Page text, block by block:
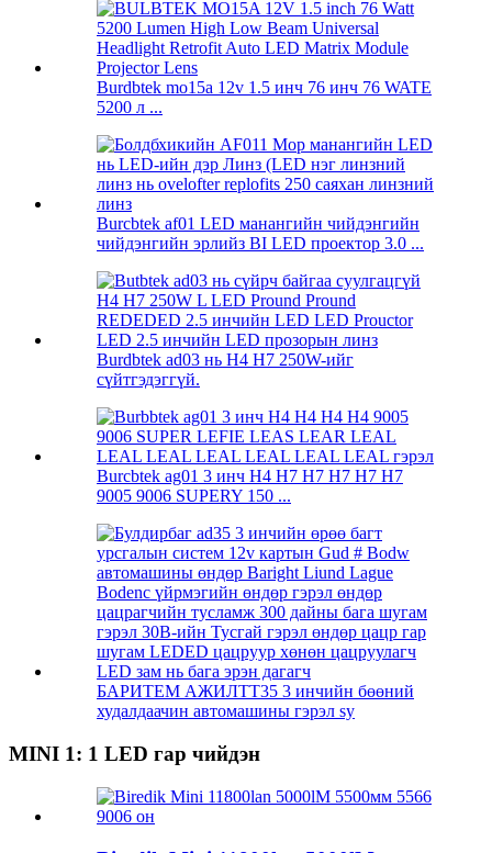
Burdbtek mo15a 12v 1.5 инч 76 инч 76 WATE
5200 л ...
Burcbtek af01 LED манангийн чийдэнгийн
чийдэнгийн эрлийз BI LED проектор 3.0 ...
Burdbtek ad03 нь H4 H7 250W-ийг
сүйтгэдэггүй.
Burcbtek ag01 3 инч H4 H7 H7 H7 H7 H7
9005 9006 SUPERY 150 ...
БАРИТЕМ АЖИЛТТ35 3 инчийн бөөний
худалдаачин автомашины гэрэл sy
MINI 1: 1 LED гар чийдэн